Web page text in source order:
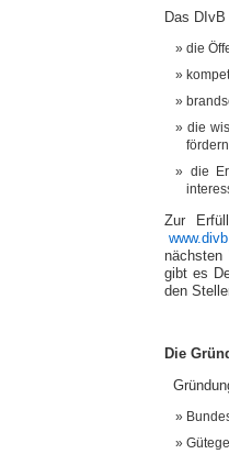
Das
die
die
die
Zur
nächsten
gibt es
den
Die